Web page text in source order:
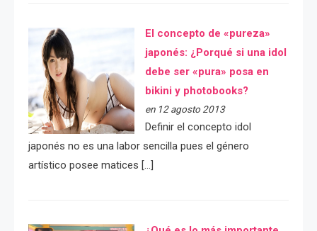
El concepto de «pureza»
japonés: ¿Porqué si una idol
debe ser «pura» posa en
bikini y photobooks?
en 12 agosto 2013
Definir el concepto idol
japonés no es una labor sencilla pues el género
artístico posee matices […]